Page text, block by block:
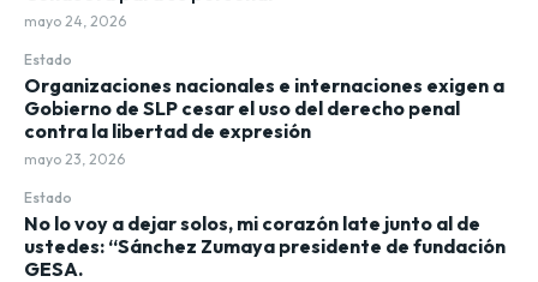
mayo 24, 2026
Estado
Organizaciones nacionales e internaciones exigen a
Gobierno de SLP cesar el uso del derecho penal
contra la libertad de expresión
mayo 23, 2026
Estado
No lo voy a dejar solos, mi corazón late junto al de
ustedes: “Sánchez Zumaya presidente de fundación
GESA.